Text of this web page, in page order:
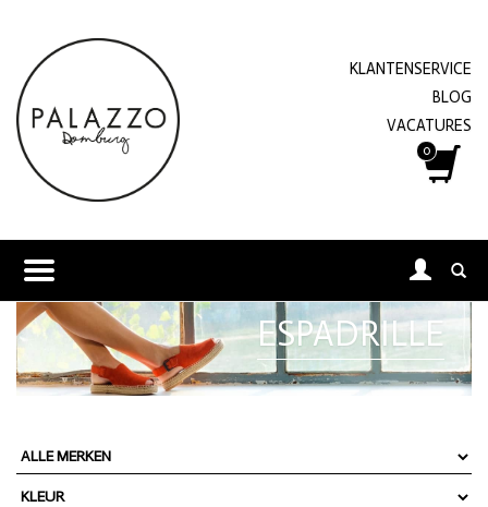
KLANTENSERVICE
BLOG
VACATURES
0
ESPADRILLE